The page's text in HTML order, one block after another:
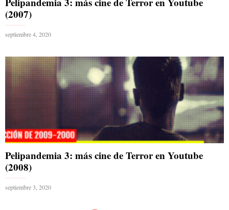
(2007)
septiembre 4, 2020
Pelipandemia 3: más cine de Terror en Youtube
(2008)
septiembre 3, 2020